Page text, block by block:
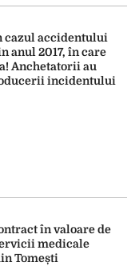
accidentului
anul 2017, în care
Anchetatorii au
incidentului
în valoare de
medicale
Tomești